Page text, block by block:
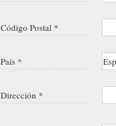
Código Postal *
País *
Dirección *